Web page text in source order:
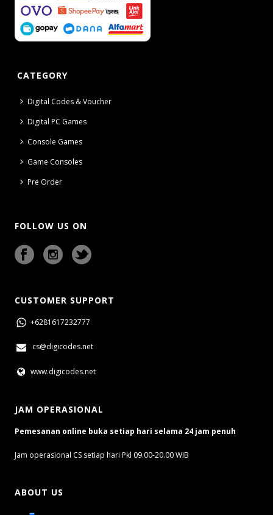
CATEGORY
Digital Codes & Voucher
Digital PC Games
Console Games
Game Consoles
Pre Order
FOLLOW US ON
CUSTOMER SUPPORT
+6281617232777
cs@digicodes.net
www.digicodes.net
JAM OPERASIONAL
Pemesanan online buka setiap hari selama 24 jam penuh
Jam operasional CS setiap hari Pkl 09.00-20.00 WIB
ABOUT US